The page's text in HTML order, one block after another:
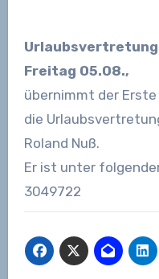
Urlaubsvertretung
Freitag 05.08.,
übernimmt der
die
Roland Nuß.
Er ist unter
3049722